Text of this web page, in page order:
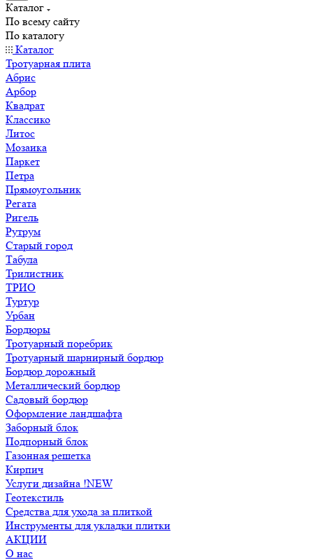
Каталог
По всему сайту
По каталогу
Каталог
Тротуарная плита
Абрис
Арбор
Квадрат
Классико
Литос
Мозаика
Паркет
Петра
Прямоугольник
Регата
Ригель
Рутрум
Старый город
Табула
Трилистник
ТРИО
Туртур
Урбан
Бордюры
Тротуарный поребрик
Тротуарный шарнирный бордюр
Бордюр дорожный
Металлический бордюр
Садовый бордюр
Оформление ландшафта
Заборный блок
Подпорный блок
Газонная решетка
Кирпич
Услуги дизайна !NEW
Геотекстиль
Средства для ухода за плиткой
Инструменты для укладки плитки
АКЦИИ
О нас